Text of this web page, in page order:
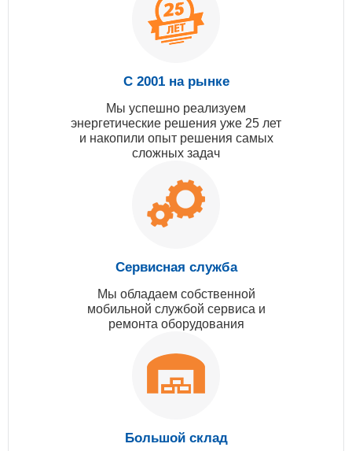
С 2001 на рынке
Мы успешно реализуем
энергетические решения уже 25 лет
и накопили опыт решения самых
сложных задач
Сервисная служба
Мы обладаем собственной
мобильной службой сервиса и
ремонта оборудования
Большой склад